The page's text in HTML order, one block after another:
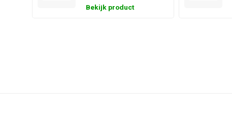
Bekijk product